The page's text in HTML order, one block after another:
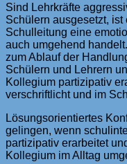
Sind Lehrkräfte
Schülern ausgesetzt,
Schulleitung eine
auch umgehend
zum Ablauf der
Schülern und Lehrern
Kollegium partizipativ
verschriftlicht und im
Lösungsorientiertes
gelingen, wenn
partizipativ erarbeitet
Kollegium im Alltag